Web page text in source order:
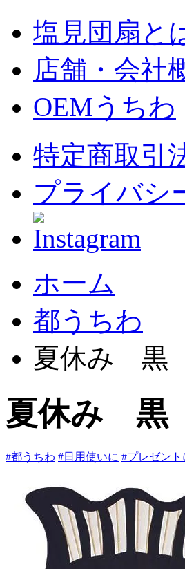
塩見団扇と
店舗・会社
OEMうちわ
特定商取引
プライバシ
ホーム
都うちわ
夏休み 黒
夏休み 黒
#都うちわ #日用使いに #プレゼント